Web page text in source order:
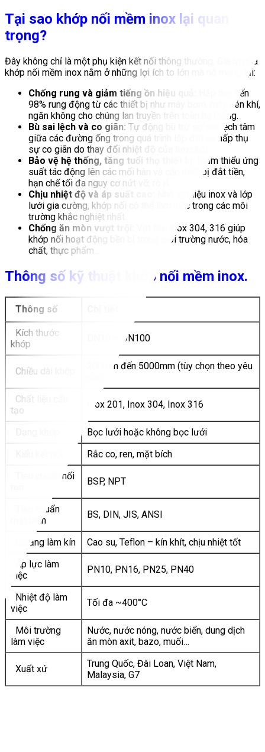
Tại sao khớp nối mềm inox lại quan
trọng?
Đây không chỉ là một phụ kiện kết nối thông thường. Giá trị của
khớp nối mềm inox nằm ở những lợi ích to lớn mà nó mang lại:
Chống rung và giảm tiếng ồn hiệu quả:
Hấp thụ đến
98% rung động từ các thiết bị như máy bơm, máy nén khí,
ngăn không cho chúng lan truyền trên toàn hệ thống.
Bù sai lệch và co giãn: Tự động bù trừ sự sai lệch tâm
giữa các đường ống trong quá trình lắp đặt và hấp thụ
sự co giãn do thay đổi nhiệt độ của lưu chất.
Bảo vệ hệ thống, tăng tuổi thọ thiết bị:
Giảm thiểu ứng
suất tác động lên các mối hàn và các thiết bị đắt tiền,
hạn chế tối đa nguy cơ nứt vỡ, rò rỉ.
Chịu nhiệt độ và áp suất cao:
Nhờ vật liệu inox và lớp
lưới gia cường, khớp nối có thể làm việc trong các môi
trường khắc nghiệt nhất.
Chống ăn mòn vượt trội:
Vật liệu inox 304, 316 giúp
khớp nối hoạt động bền bỉ trong môi trường nước, hóa
chất, thực phẩm…
Thông số kỹ thuật khớp nối mềm inox.
Thông số
Kích thước
khớp
DN15 – DN100
Chiều dài khớp
200mm đến 5000mm (tùy chọn theo yêu
Chất liệu cấu
tạo
Inox 201, Inox 304, Inox 316
Bọc lưới hoặc không bọc lưới
Rắc co, ren, mặt bích
Tiêu chuẩn nối
BSP, NPT
Tiêu chuẩn
mặt bích
BS, DIN, JIS, ANSI
Gioăng làm kín
Cao su, Teflon – kín khít, chịu nhiệt tốt
Áp lực làm
việc
PN10, PN16, PN25, PN40
Nhiệt độ làm
việc
Tối đa ~400°C
Môi trường
làm việc
Nước, nước nóng, nước biển, dung dịch
ăn mòn axit, bazo, muối…
Xuất xứ
Trung Quốc, Đài Loan, Việt Nam,
Malaysia, G7